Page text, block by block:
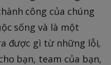
công của chúng
sống và là một
được gì từ những lỗi,
bạn, team của bạn,